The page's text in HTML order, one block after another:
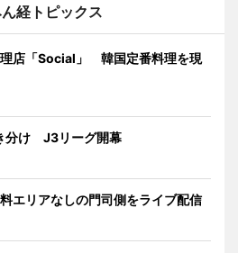
経トピックス
店「Social」 韓国定番料理を現
分け J3リーグ開幕
エリアなしの門司側をライブ配信